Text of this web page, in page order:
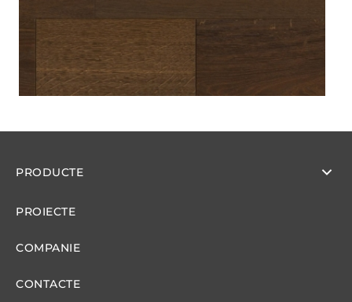
PRODUCTE
PROIECTE
COMPANIE
CONTACTE